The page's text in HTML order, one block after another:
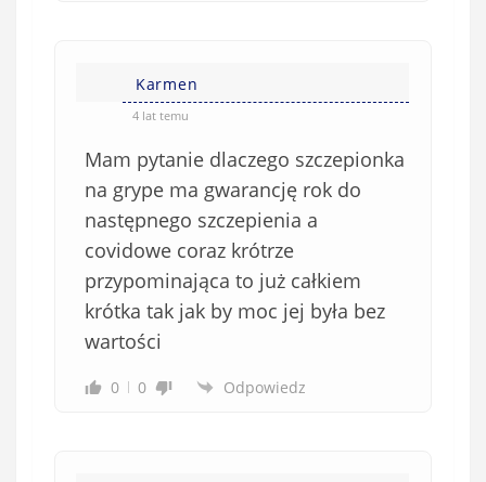
Karmen
4 lat temu
Mam pytanie dlaczego szczepionka
na grype ma gwarancję rok do
następnego szczepienia a
covidowe coraz krótrze
przypominająca to już całkiem
krótka tak jak by moc jej była bez
wartości
0 0 Odpowiedz